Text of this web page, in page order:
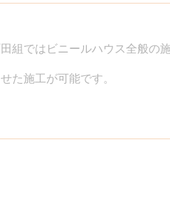
組ではビニールハウス全般の
た施工が可能です。